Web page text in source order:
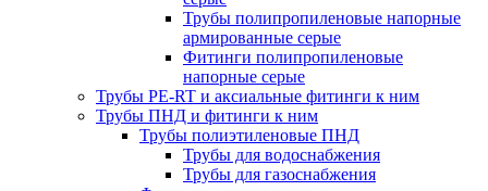
Трубы полипропиленовые напорные
армированные серые
Фитинги полипропиленовые
напорные серые
Трубы PE-RT и аксиальные фитинги к ним
Трубы ПНД и фитинги к ним
Трубы полиэтиленовые ПНД
Трубы для водоснабжения
Трубы для газоснабжения